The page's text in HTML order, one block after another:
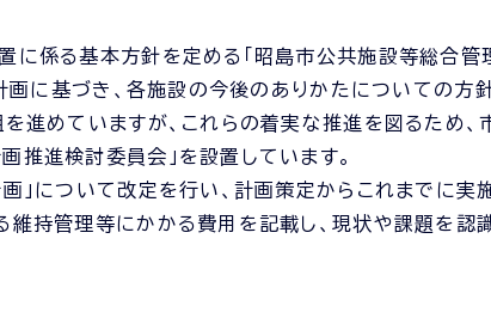
に係る基本方針を定める「昭島市公共施設等総合管
画に基づき、各施設の今後のありかたについての方
進めていますが、これらの着実な推進を図るため、
進検討委員会」を設置しています。
」について改定を行い、計画策定からこれまでに実
維持管理等にかかる費用を記載し、現状や課題を認